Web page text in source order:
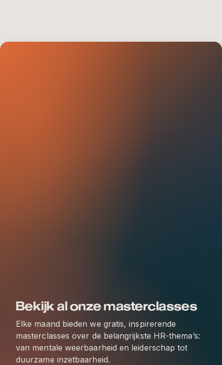
Bekijk al onze masterclasses
Elke maand bieden we gratis, inspirerende
masterclasses over de belangrijkste HR-thema’s:
van mentale weerbaarheid en leiderschap tot
duurzame inzetbaarheid.